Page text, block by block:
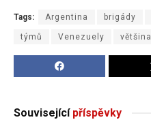
Tags: Argentina brigády
týmů Venezuely většina
Souvisejícípříspěvky